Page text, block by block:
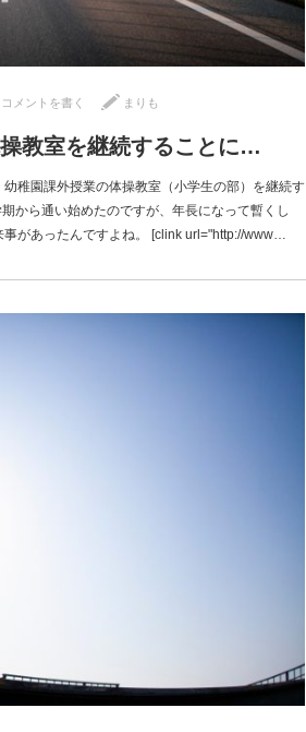
コメントを書く まりも
教室を継続することに…
稚園課外授業の体操教室（小学生の部）を継続す
から通い始めたのですが、年長になって暫くし
があったんですよね。 [clink url="http://www…